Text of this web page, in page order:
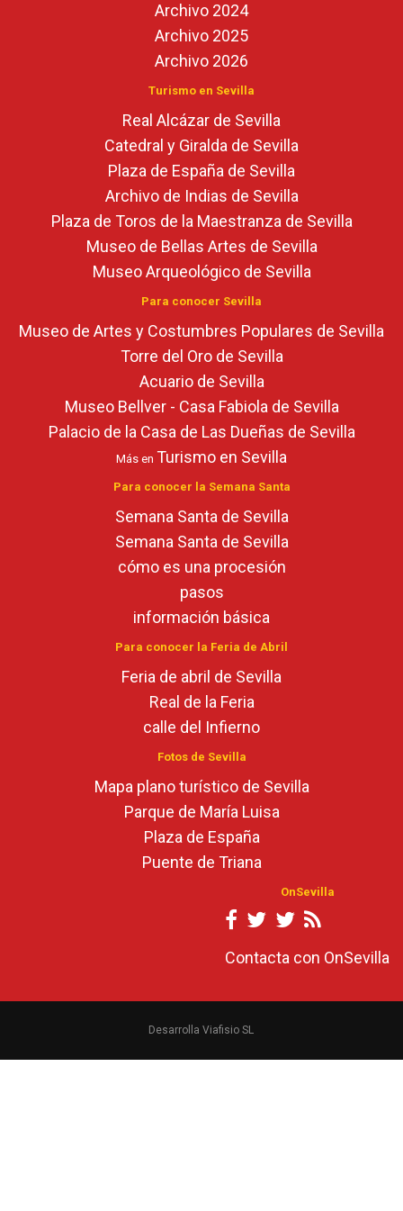
Archivo 2024
Archivo 2025
Archivo 2026
Turismo en Sevilla
Real Alcázar de Sevilla
Catedral y Giralda de Sevilla
Plaza de España de Sevilla
Archivo de Indias de Sevilla
Plaza de Toros de la Maestranza de Sevilla
Museo de Bellas Artes de Sevilla
Museo Arqueológico de Sevilla
Para conocer Sevilla
Museo de Artes y Costumbres Populares de Sevilla
Torre del Oro de Sevilla
Acuario de Sevilla
Museo Bellver - Casa Fabiola de Sevilla
Palacio de la Casa de Las Dueñas de Sevilla
Más en Turismo en Sevilla
Para conocer la Semana Santa
Semana Santa de Sevilla
Semana Santa de Sevilla
cómo es una procesión
pasos
información básica
Para conocer la Feria de Abril
Feria de abril de Sevilla
Real de la Feria
calle del Infierno
Fotos de Sevilla
Mapa plano turístico de Sevilla
Parque de María Luisa
Plaza de España
Puente de Triana
OnSevilla
Contacta con OnSevilla
Desarrolla Viafisio SL